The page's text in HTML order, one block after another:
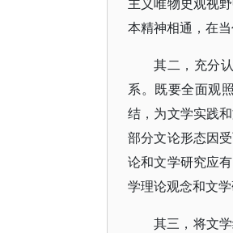
本精神相通，在
其二，充分
系。既要全面观
结，为文学实践
部分文论形态因
论和文学研究应
学理论观念和文学
其三，将文